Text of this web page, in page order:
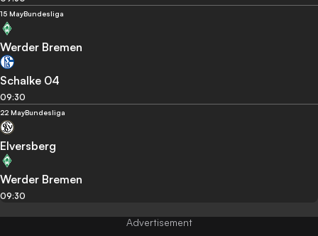
15 MayBundesliga
Werder Bremen
Schalke 04
09:30
22 MayBundesliga
Elversberg
Werder Bremen
09:30